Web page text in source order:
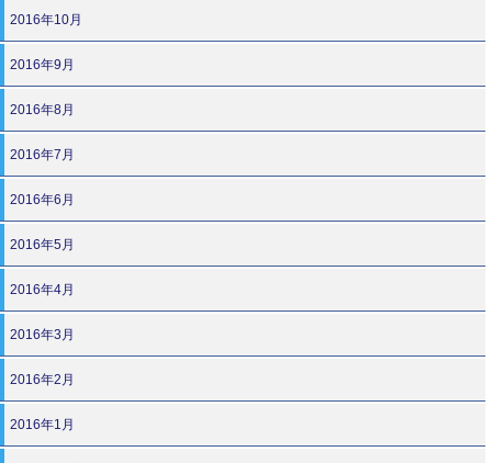
2016年10月
2016年9月
2016年8月
2016年7月
2016年6月
2016年5月
2016年4月
2016年3月
2016年2月
2016年1月